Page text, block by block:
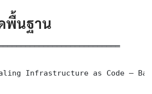
พื้นฐาน
Infrastructure as Code —